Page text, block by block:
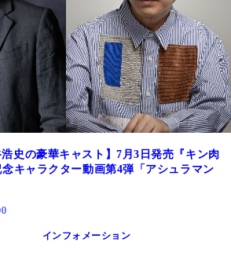
浩史の豪華キャスト】7月3日発売『キン肉
キャラクター動画第4弾「アシュラマン
インフォメーション